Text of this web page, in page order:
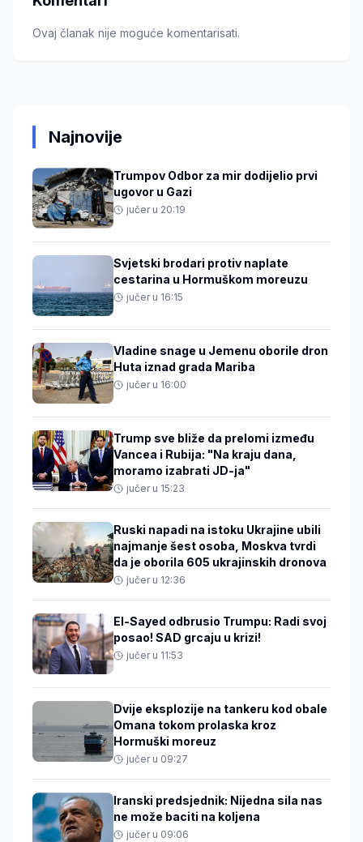
Ovaj članak nije moguće komentarisati.
Najnovije
Trumpov Odbor za mir dodijelio prvi
ugovor u Gazi
jučer u 20:19
Svjetski brodari protiv naplate
cestarina u Hormuškom moreuzu
jučer u 16:15
Vladine snage u Jemenu oborile dron
Huta iznad grada Mariba
jučer u 16:00
Trump sve bliže da prelomi između
Vancea i Rubija: "Na kraju dana,
moramo izabrati JD-ja"
jučer u 15:23
Ruski napadi na istoku Ukrajine ubili
najmanje šest osoba, Moskva tvrdi
da je oborila 605 ukrajinskih dronova
jučer u 12:36
El-Sayed odbrusio Trumpu: Radi svoj
posao! SAD grcaju u krizi!
jučer u 11:53
Dvije eksplozije na tankeru kod obale
Omana tokom prolaska kroz
Hormuški moreuz
jučer u 09:27
Iranski predsjednik: Nijedna sila nas
ne može baciti na koljena
jučer u 09:06